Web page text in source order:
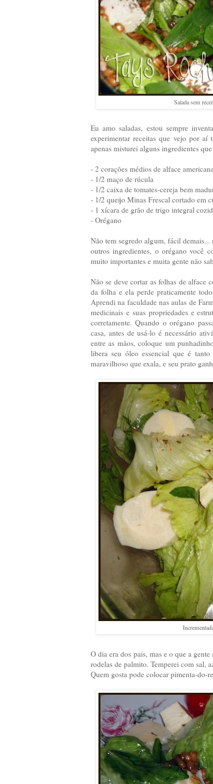
Salada sem
Eu amo saladas, estou sempre
experimentar receitas que vejo por aí
apenas misturei alguns ingredientes
- 2 corações médios de alface
- 1/2 maço de rúcula
- 1/2 caixa de tomates-cereja bem
- 1/2 queijo Minas Frescal cortado em
- 1 xícara de grão de trigo integral
- Orégano
Não tem segredo algum, fácil
outros ingredientes, o orégano você
muito importantes e muita gente não
Não se deve cortar as folhas de alface
da folha e ela perde praticamente
Aprendi na faculdade nas aulas de
medicinais e suas propriedades e
corretamente. Quando o orégano
casa, antes de usá-lo é necessário
entre as mãos, coloque um
libera seu óleo essencial que é tanto
maravilhoso que exala, e seu prato
O dia era dos pais, mas e o que a
rodelas de palmito. Temperei com sal,
Quem gosta pode colocar pimenta-do-